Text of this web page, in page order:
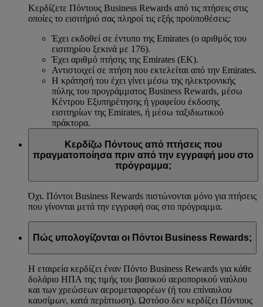
Κερδίζετε Πόντους Business Rewards από τις πτήσεις στις
οποίες το εισιτήριό σας πληροί τις εξής προϋποθέσεις:
Έχει εκδοθεί σε έντυπο της Emirates (ο αριθμός του
εισιτηρίου ξεκινά με 176).
Έχει αριθμό πτήσης της Emirates (EK).
Αντιστοιχεί σε πτήση που εκτελείται από την Emirates.
Η κράτησή του έχει γίνει μέσω της ηλεκτρονικής
πύλης του προγράμματος Business Rewards, μέσω
Κέντρου Εξυπηρέτησης ή γραφείου έκδοσης
εισιτηρίων της Emirates, ή μέσω ταξιδιωτικού
πράκτορα.
Κερδίζω Πόντους από πτήσεις που
πραγματοποίησα πριν από την εγγραφή μου στο
πρόγραμμα;
Όχι. Πόντοι Business Rewards πιστώνονται μόνο για πτήσεις
που γίνονται μετά την εγγραφή σας στο πρόγραμμα.
Πώς υπολογίζονται οι Πόντοι Business Rewards;
Η εταιρεία κερδίζει έναν Πόντο Business Rewards για κάθε
δολάριο ΗΠΑ της τιμής του βασικού αεροπορικού ναύλου
και των χρεώσεων αερομεταφορέων (ή του επίναυλου
καυσίμων, κατά περίπτωση). Ωστόσο δεν κερδίζει Πόντους